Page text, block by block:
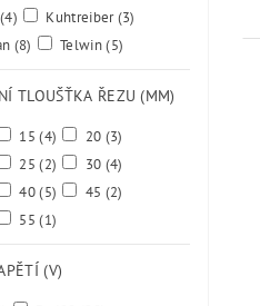
(4) Kuhtreiber(3)
(8) Telwin(5)
TLOUŠŤKA ŘEZU (MM)
15(4) 20 (3)
25(2) 30 (4)
40(5) 45 (2)
55(1)
(V)